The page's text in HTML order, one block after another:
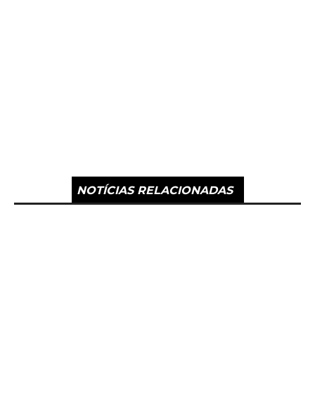
NOTÍCIAS RELACIONADAS